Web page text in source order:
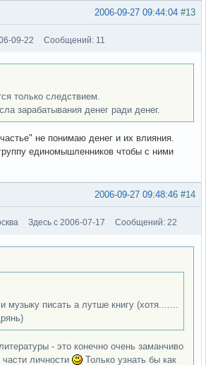
#13
2006-09-27 09:44:04
09-22 Сообщений: 11
только следствием.
зарабатывания денег ради денег.
не понимаю денег и их влияния.
единомышленников чтобы с ними
#14
2006-09-27 09:48:46
Здесь с 2006-07-17 Сообщений: 22
музыку писать а лутше книгу (хотя.......
- это конечно очень заманчиво
личности
Только узнать бы как